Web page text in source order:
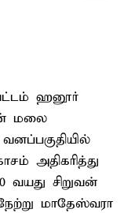
ஹனூர்
மலை
அதிகரித்து
வயது சிறுவன்
மாதேஸ்வரா